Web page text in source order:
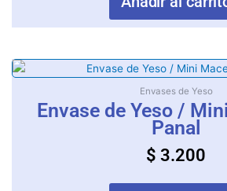
Envases de Yeso
Envase de Yeso /
Panal
$ 3.200